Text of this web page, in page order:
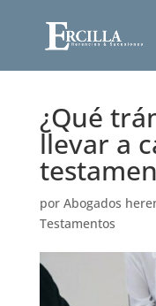
¿Qué
llevar a
por Abogados
Testamentos